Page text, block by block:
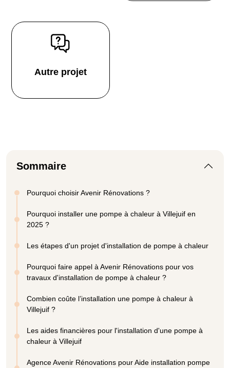
Autre projet
Sommaire
Pourquoi choisir Avenir Rénovations ?
Pourquoi installer une pompe à chaleur à Villejuif en
2025 ?
Les étapes d'un projet d'installation de pompe à chaleur
Pourquoi faire appel à Avenir Rénovations pour vos
travaux d'installation de pompe à chaleur ?
Combien coûte l’installation une pompe à chaleur à
Villejuif ?
Les aides financières pour l'installation d'une pompe à
chaleur à Villejuif
Agence Avenir Rénovations pour Aide installation pompe